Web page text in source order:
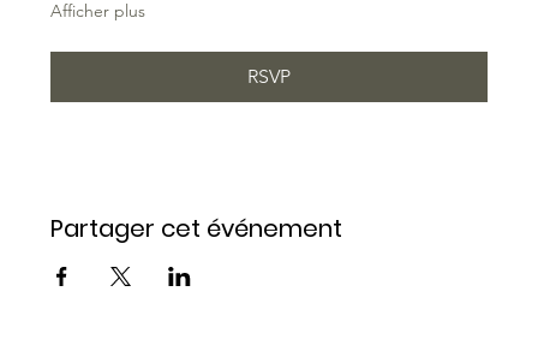
Afficher plus
RSVP
Partager cet événement